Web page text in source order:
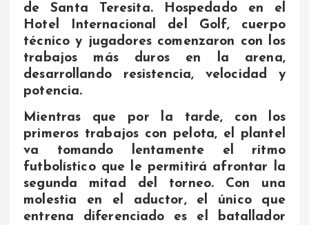
de Santa Teresita. Hospedado en el
Hotel Internacional del Golf, cuerpo
técnico y jugadores comenzaron con los
trabajos más duros en la arena,
desarrollando resistencia, velocidad y
potencia.
Mientras que por la tarde, con los
primeros trabajos con pelota, el plantel
va tomando lentamente el ritmo
futbolístico que le permitirá afrontar la
segunda mitad del torneo. Con una
molestia en el aductor, el único que
entrena diferenciado es el batallador